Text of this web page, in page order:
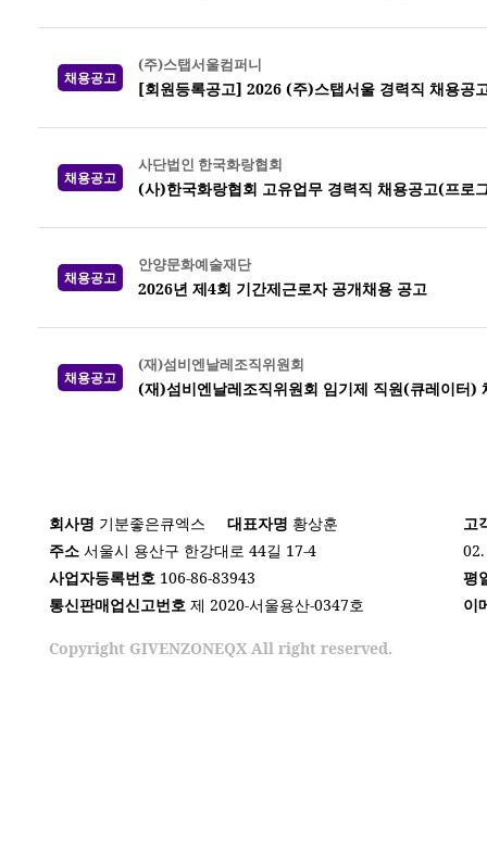
채용공고
(주)스탭서울컴퍼니
[회원등록공고] 2026 (주)스탭서울 경력직 채용공
채용공고
사단법인 한국화랑협회
(사)한국화랑협회 고유업무 경력직 채용공고(프로
채용공고
안양문화예술재단
2026년 제4회 기간제근로자 공개채용 공고
채용공고
(재)섬비엔날레조직위원회
(재)섬비엔날레조직위원회 임기제 직원(큐레이터)
회사명 기분좋은큐엑스 대표자명 황상훈
주소 서울시 용산구 한강대로 44길 17-4
사업자등록번호 106-86-83943
통신판매업신고번호 제 2020-서울용산-0347호
Copyright GIVENZONEQX All right reserved.
고
평
이